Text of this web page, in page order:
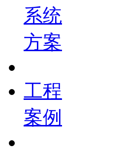
系统
方案
工程
案例